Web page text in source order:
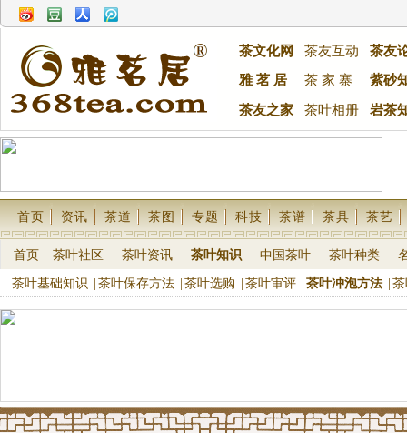
茶文化网 茶友互动
茶友
雅 茗 居
茶 家 寨 紫砂
茶友之家 茶叶相册 岩茶
首页 资讯 茶道 茶图 专题 科技 茶谱 茶具 茶艺
首页 茶叶社区 茶叶资讯 茶叶知识 中国茶叶 茶叶种类
茶叶基础知识 茶叶保存方法 茶叶选购 茶叶审评 茶叶冲泡方法